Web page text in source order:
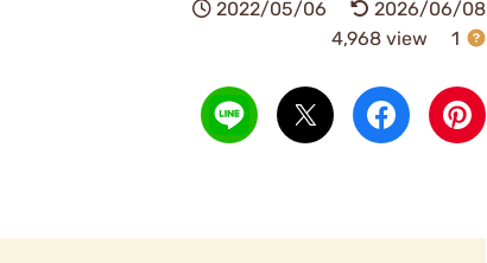
2022/05/06
2026/06/08
4,968 view
1